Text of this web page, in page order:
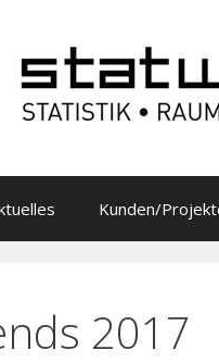
Kunden/
2017